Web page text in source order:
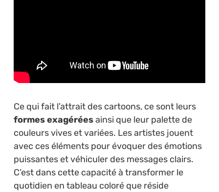
Ce qui fait l’attrait des cartoons, ce sont leurs
formes exagéréesainsi que leur palette de
couleurs vives et variées. Les artistes jouent
avec ces éléments pour évoquer des émotions
puissantes et véhiculer des messages clairs.
C’est dans cette capacité à transformer le
quotidien en tableau coloré que réside